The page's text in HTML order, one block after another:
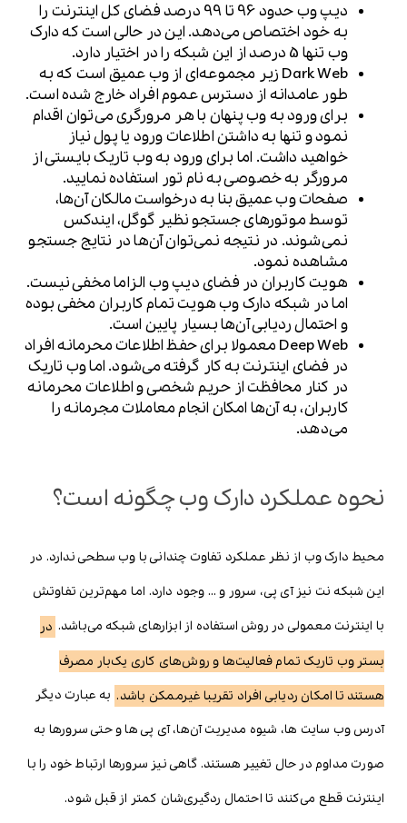
دیپ وب حدود 96 تا 99 درصد فضای کل اینترنت را
به خود اختصاص می‌دهد. این در حالی است که دارک
وب تنها 5 درصد از این شبکه را در اختیار دارد.
Dark Web زیر مجموعه‌ای از وب عمیق است که به
طور عامدانه از دسترس عموم افراد خارج شده است.
برای ورود به وب پنهان با هر مرورگری می‌توان اقدام
نمود و تنها به داشتن اطلاعات ورود یا پول نیاز
خواهید داشت. اما برای ورود به وب تاریک بایستی از
مرورگر به خصوصی به نام تور استفاده نمایید.
صفحات وب عمیق بنا به درخواست مالکان آن‌ها،
توسط موتورهای جستجو نظیر گوگل، ایندکس
نمی‌شوند. در نتیجه نمی‌توان آن‌ها در نتایج جستجو
مشاهده نمود.
هویت کاربران در فضای دیپ وب الزاما مخفی نیست.
اما در شبکه دارک وب هویت تمام کاربران مخفی بوده
و احتمال ردیابی آن‌ها بسیار پایین است.
Deep Web معمولا برای حفظ اطلاعات محرمانه افراد
در فضای اینترنت به کار گرفته می‌شود. اما وب تاریک
در کنار محافظت از حریم شخصی و اطلاعات محرمانه
کاربران، به آن‌ها امکان انجام معاملات مجرمانه را
می‌دهد.
نحوه عملکرد دارک وب چگونه است؟
محیط دارک وب از نظر عملکرد تفاوت چندانی با وب سطحی ندارد. در
این شبکه نت نیز آی پی، سرور و … وجود دارد. اما مهم‌ترین تفاوتش
با اینترنت معمولی در روش استفاده از ابزارهای شبکه می‌باشد. در
بستر وب تاریک تمام فعالیت‌ها و روش‌های کاری یک‌بار مصرف
هستند تا امکان ردیابی افراد تقریبا غیرممکن باشد. به عبارت دیگر
آدرس وب سایت ها، شیوه مدیریت آن‌ها، آی پی ها و حتی سرورها به
صورت مداوم در حال تغییر هستند. گاهی نیز سرورها ارتباط خود را با
اینترنت قطع می‌کنند تا احتمال ردگیری‌شان کمتر از قبل شود.